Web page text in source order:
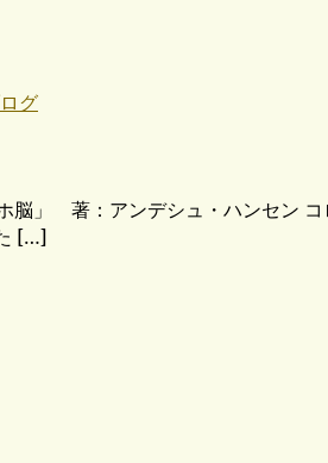
グ
脳」 著：アンデシュ・ハンセン
[…]